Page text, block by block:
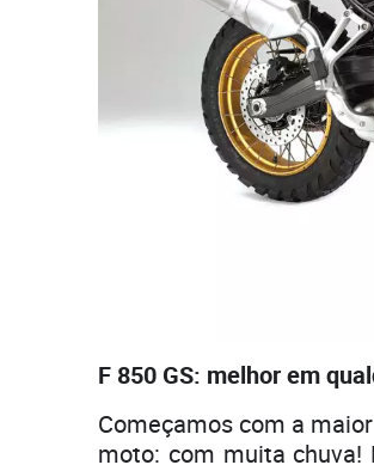
F 850 GS: melhor em
Começamos com a
moto: com muita